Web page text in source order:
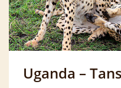
Uganda –